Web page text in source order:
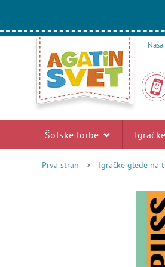
Šolske torbe
Prva stran Igračke glede na